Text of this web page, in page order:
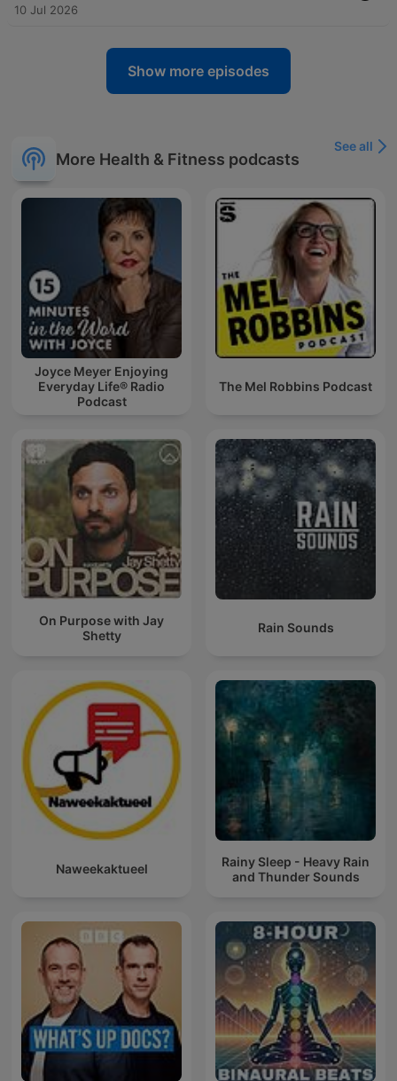
10 Jul 2026
Show more episodes
More Health & Fitness podcasts
See all
Joyce Meyer Enjoying
Everyday Life® Radio
Podcast
The Mel Robbins Podcast
On Purpose with Jay
Shetty
Rain Sounds
Naweekaktueel
Rainy Sleep - Heavy Rain
and Thunder Sounds